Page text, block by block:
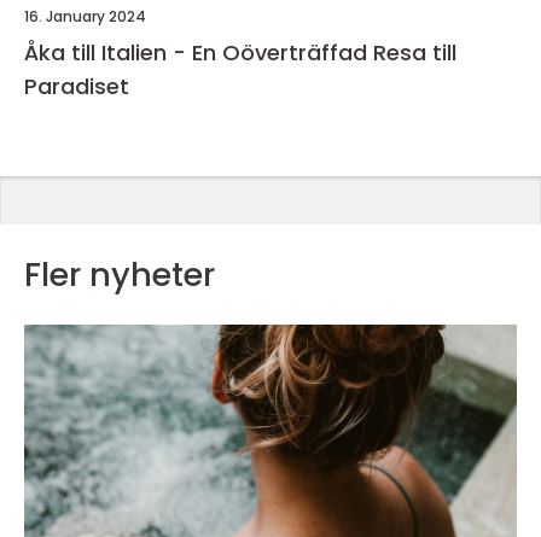
16. January 2024
Åka till Italien - En Oöverträffad Resa till
Paradiset
Fler nyheter